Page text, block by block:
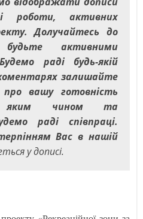
роботи, активних
Долучайтесь до
активними
раді будь-якій
залишайте
про вашу готовність
яким чином та
раді співпраці.
Вас в нашій
у дописі.